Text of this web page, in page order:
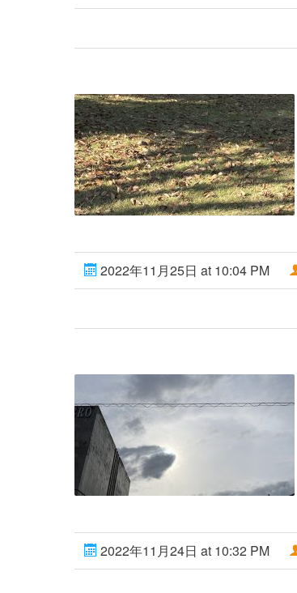
2022年11月25日 at 10:04 PM
2022年11月24日 at 10:32 PM